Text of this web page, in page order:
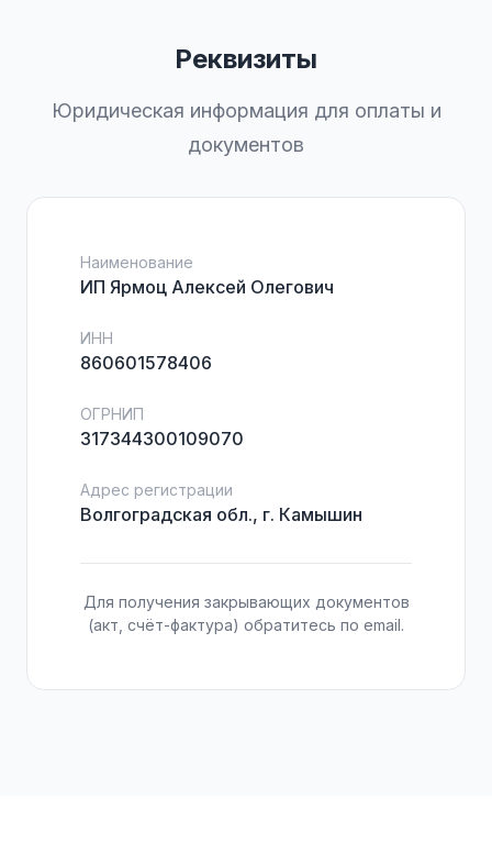
Реквизиты
Юридическая информация для оплаты и
документов
Наименование
ИП Ярмоц Алексей Олегович
ИНН
860601578406
ОГРНИП
317344300109070
Адрес регистрации
Волгоградская обл., г. Камышин
Для получения закрывающих документов
(акт, счёт-фактура) обратитесь по email.